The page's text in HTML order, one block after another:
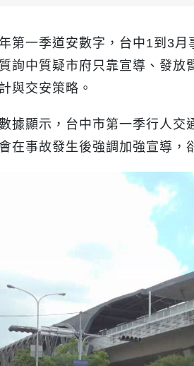
第一季道安數字，台中1到 3月
詢中質疑市府只靠宣導、發
與交安策略。
據顯示，台中市第一季行人交
在事故發生後強調加強宣導，